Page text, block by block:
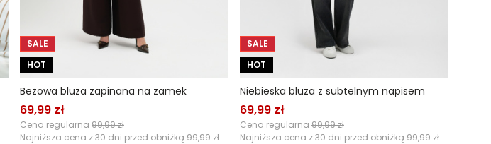
SALE
HOT
Beżowa bluza zapinana na zamek
69,99 zł
Cena regularna 99,99 zł
Najniższa cena z 30 dni przed obniżką 99,99 zł
SALE
HOT
Niebieska bluza z subtelnym napisem
69,99 zł
Cena regularna 99,99 zł
Najniższa cena z 30 dni przed obniżką 99,99 zł